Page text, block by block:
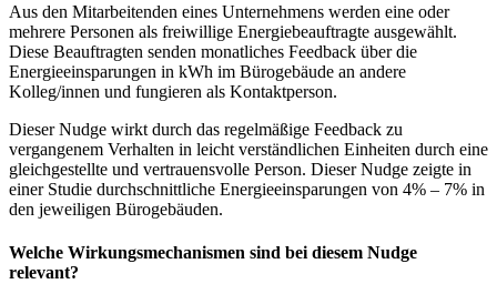
Aus den Mitarbeitenden eines Unternehmens werden eine oder
mehrere Personen als freiwillige Energiebeauftragte ausgewählt.
Diese Beauftragten senden monatliches Feedback über die
Energieeinsparungen in kWh im Bürogebäude an andere
Kolleg/innen und fungieren als Kontaktperson.
Dieser Nudge wirkt durch das regelmäßige Feedback zu
vergangenem Verhalten in leicht verständlichen Einheiten durch eine
gleichgestellte und vertrauensvolle Person. Dieser Nudge zeigte in
einer Studie durchschnittliche Energieeinsparungen von 4% – 7% in
den jeweiligen Bürogebäuden.
Welche Wirkungsmechanismen sind bei diesem Nudge
relevant?